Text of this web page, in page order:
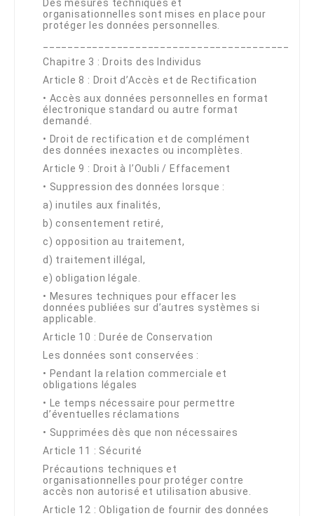
Des mesures techniques et
organisationnelles sont mises en place pour
protéger les données personnelles.
Chapitre 3 : Droits des Individus
Article 8 : Droit d’Accès et de Rectification
• Accès aux données personnelles en format
électronique standard ou autre format
demandé.
• Droit de rectification et de complément
des données inexactes ou incomplètes.
Article 9 : Droit à l’Oubli / Effacement
• Suppression des données lorsque :
a) inutiles aux finalités,
b) consentement retiré,
c) opposition au traitement,
d) traitement illégal,
e) obligation légale.
• Mesures techniques pour effacer les
données publiées sur d’autres systèmes si
applicable.
Article 10 : Durée de Conservation
Les données sont conservées :
• Pendant la relation commerciale et
obligations légales
•
Le temps nécessaire pour permettre
d’éventuelles réclamations
• Supprimées dès que non nécessaires
Article 11 : Sécurité
Précautions techniques et
organisationnelles pour protéger contre
accès non autorisé et utilisation abusive.
Article 12 : Obligation de fournir des données